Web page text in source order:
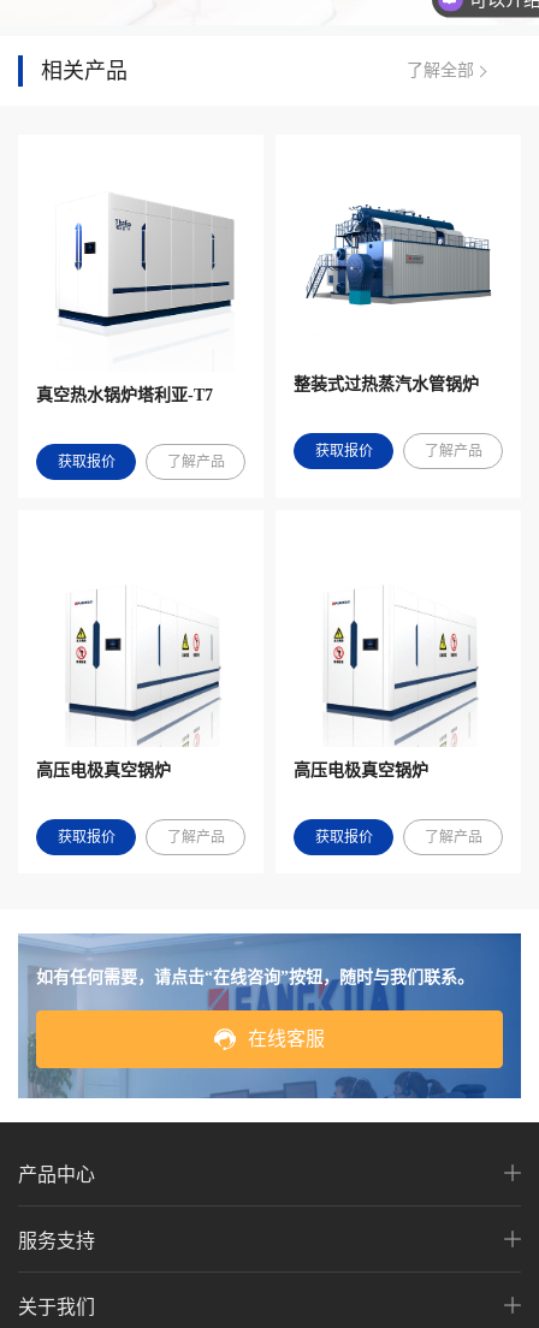
相关产品 了解全部
真空热水锅炉塔利亚-T7
获取报价 了解产品
整装式过热蒸汽水管锅炉
获取报价 了解产品
高压电极真空锅炉
获取报价 了解产品
高压电极真空锅炉
获取报价 了解产品
如有任何需要，请点击“在线咨询”按钮，随时与我们联系。
在线客服
产品中心
服务支持
关于我们